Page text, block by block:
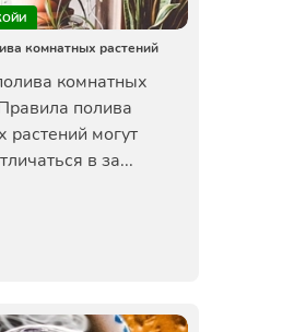
комнатных растений
комнатных
полива
растений могут
в за...